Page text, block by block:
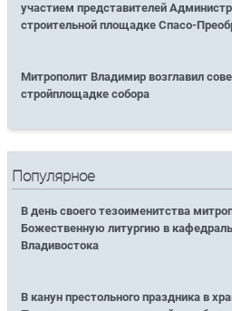
участием представителей
строительной площадке Спасо-
Митрополит Владимир возглавил
стройплощадке собора
Популярное
В день своего тезоименитства
Божественную литургию в
Владивостока
В канун престольного праздника в